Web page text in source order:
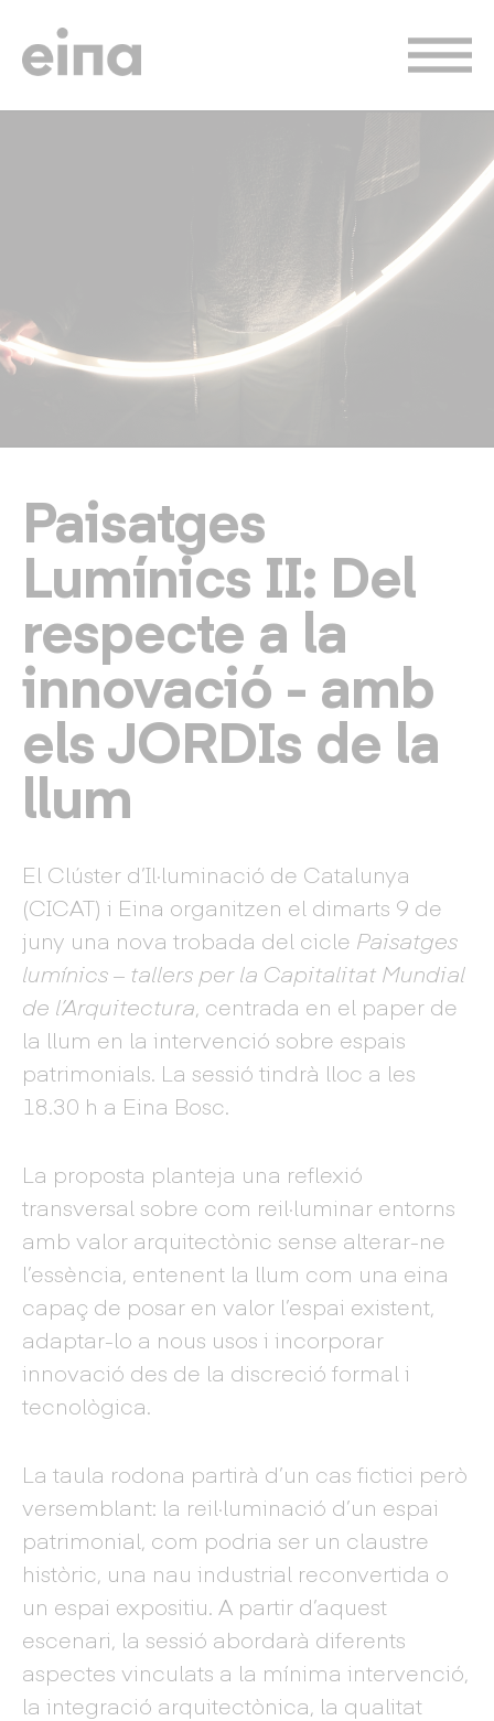
Paisatges
Lumínics II: Del
respecte a la
innovació - amb
els JORDIs de la
llum
El Clúster d’Il·luminació de Catalunya
(CICAT) i Eina organitzen el dimarts 9 de
juny una nova trobada del cicle Paisatges
lumínics – tallers per la Capitalitat Mundial
de l’Arquitectura, centrada en el paper de
la llum en la intervenció sobre espais
patrimonials. La sessió tindrà lloc a les
18.30 h a Eina Bosc.
La proposta planteja una reflexió
transversal sobre com reil·luminar entorns
amb valor arquitectònic sense alterar-ne
l’essència, entenent la llum com una eina
capaç de posar en valor l’espai existent,
adaptar-lo a nous usos i incorporar
innovació des de la discreció formal i
tecnològica.
La taula rodona partirà d’un cas fictici però
versemblant: la reil·luminació d’un espai
patrimonial, com podria ser un claustre
històric, una nau industrial reconvertida o
un espai expositiu. A partir d’aquest
escenari, la sessió abordarà diferents
aspectes vinculats a la mínima intervenció,
la integració arquitectònica, la qualitat